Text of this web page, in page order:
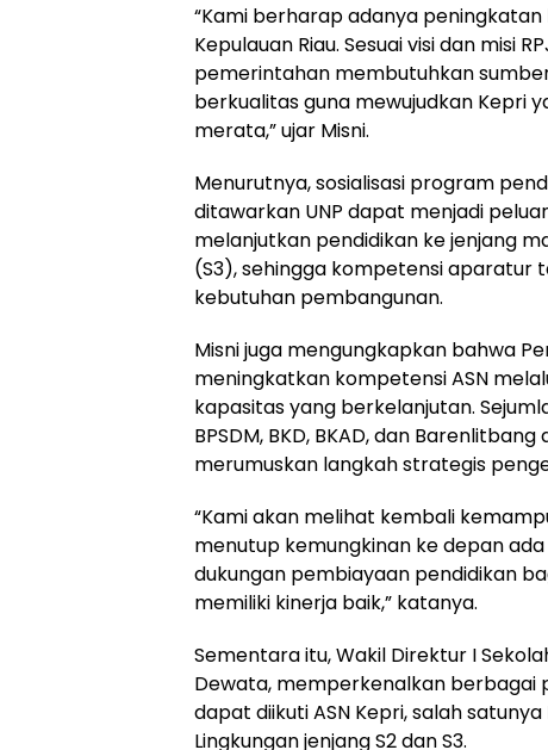
“Kami berharap adanya peningkatan
Kepulauan Riau. Sesuai visi dan misi
pemerintahan membutuhkan
berkualitas guna mewujudkan Kepri
merata,” ujar Misni.
Menurutnya, sosialisasi program
ditawarkan UNP dapat menjadi
melanjutkan pendidikan ke jenjang
(S3), sehingga kompetensi aparatur
kebutuhan pembangunan.
Misni juga mengungkapkan bahwa
meningkatkan kompetensi ASN
kapasitas yang berkelanjutan.
BPSDM, BKD, BKAD, dan
merumuskan langkah strategis
“Kami akan melihat kembali
menutup kemungkinan ke depan
dukungan pembiayaan pendidikan
memiliki kinerja baik,” katanya.
Sementara itu, Wakil Direktur I
Dewata, memperkenalkan berbagai
dapat diikuti ASN Kepri, salah
Lingkungan jenjang S2 dan S3.